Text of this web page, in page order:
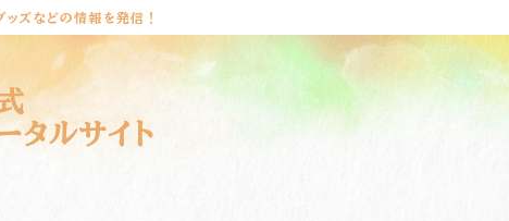
ッズなどの情報を発信！
タルサイト